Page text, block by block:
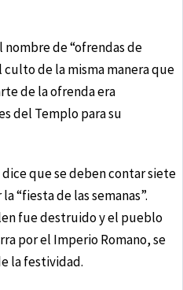
nombre de “ofrendas de
de la misma manera que
de la ofrenda era
del Templo para su
dice que se deben contar siete
“fiesta de las semanas”.
fue destruido y el pueblo
por el Imperio Romano, se
la festividad.